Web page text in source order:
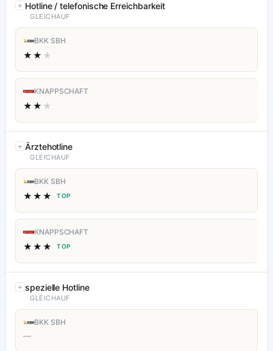
Hotline / telefonische Erreichbarkeit
GLEICHAUF
BKK SBH
★★ ★
KNAPPSCHAFT
★★ ★
Ärztehotline
GLEICHAUF
BKK SBH
★★★ TOP
KNAPPSCHAFT
★★★ TOP
spezielle Hotline
GLEICHAUF
BKK SBH
—